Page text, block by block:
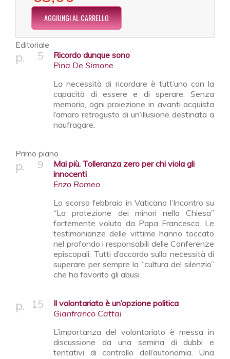
Editoriale
5
Ricordo dunque sono
Pina De Simone
La necessità di ricordare è tutt’uno con la
capacità di essere e di sperare. Senza
memoria, ogni proiezione in avanti acquista
l’amaro retrogusto di un’illusione destinata a
naufragare.
Primo piano
9
Mai più. Tolleranza zero per chi viola gli
innocenti
Enzo Romeo
Lo scorso febbraio in Vaticano l’Incontro su
“La protezione dei minori nella Chiesa”
fortemente voluto da Papa Francesco. Le
testimonianze delle vittime hanno toccato
nel profondo i responsabili delle Conferenze
episcopali. Tutti d’accordo sulla necessità di
superare per sempre la “cultura del silenzio”
che ha favorito gli abusi.
15
Il volontariato è un’opzione politica
Gianfranco Cattai
L’importanza del volontariato è messa in
discussione da una semina di dubbi e
tentativi di controllo dell’autonomia. Una